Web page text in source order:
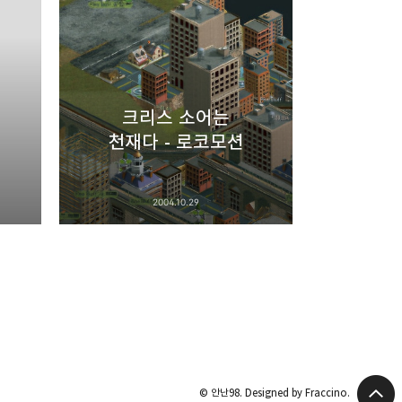
크리스 소어는
천재다 - 로코모션
2004.10.29
© 안난98. Designed by Fraccino.